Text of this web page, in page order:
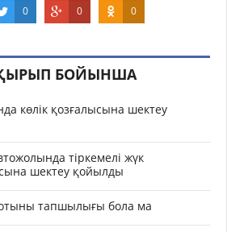
0 0 0
БОЙЫНША
көлік қозғалысына шектеу
тіркемелі жүк
шектеу қойылды
тапшылығы бола ма